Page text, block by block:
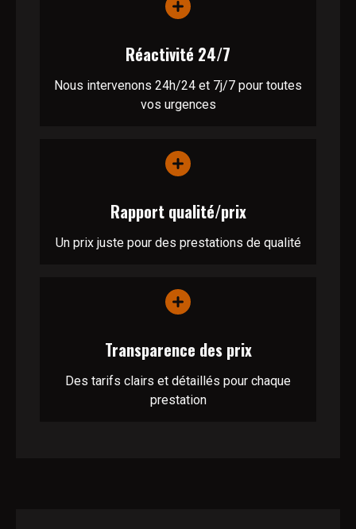
Réactivité 24/7
Nous intervenons 24h/24 et 7j/7 pour toutes
vos urgences
Rapport qualité/prix
Un prix juste pour des prestations de qualité
Transparence des prix
Des tarifs clairs et détaillés pour chaque
prestation